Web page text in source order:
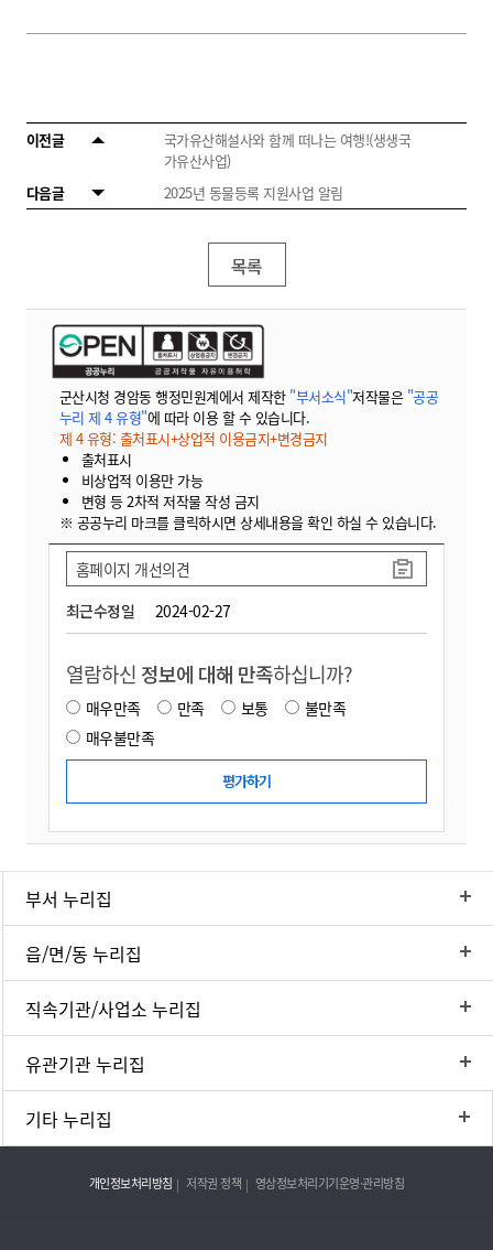
이전글
국가유산해설사와 함께 떠나는 여행!(생생국
가유산사업)
다음글
2025년 동물등록 지원사업 알림
목록
군산시청 경암동 행정민원계에서 제작한 "부서소식"저작물은 "공공
누리 제 4 유형"에 따라 이용 할 수 있습니다.
제 4 유형: 출처표시+상업적 이용금지+변경금지
출처표시
비상업적 이용만 가능
변형 등 2차적 저작물 작성 금지
※ 공공누리 마크를 클릭하시면 상세내용을 확인 하실 수 있습니다.
최근수정일 2024-02-27
홈페이지 개선의견
열람하신 정보에 대해 만족하십니까?
매우만족 만족 보통
불만족
매우불만족
부서 누리집
읍/면/동 누리집
직속기관/사업소 누리집
유관기관 누리집
기타 누리집
개인정보처리방침 저작권 정책 영상정보처리기기운영·관리방침